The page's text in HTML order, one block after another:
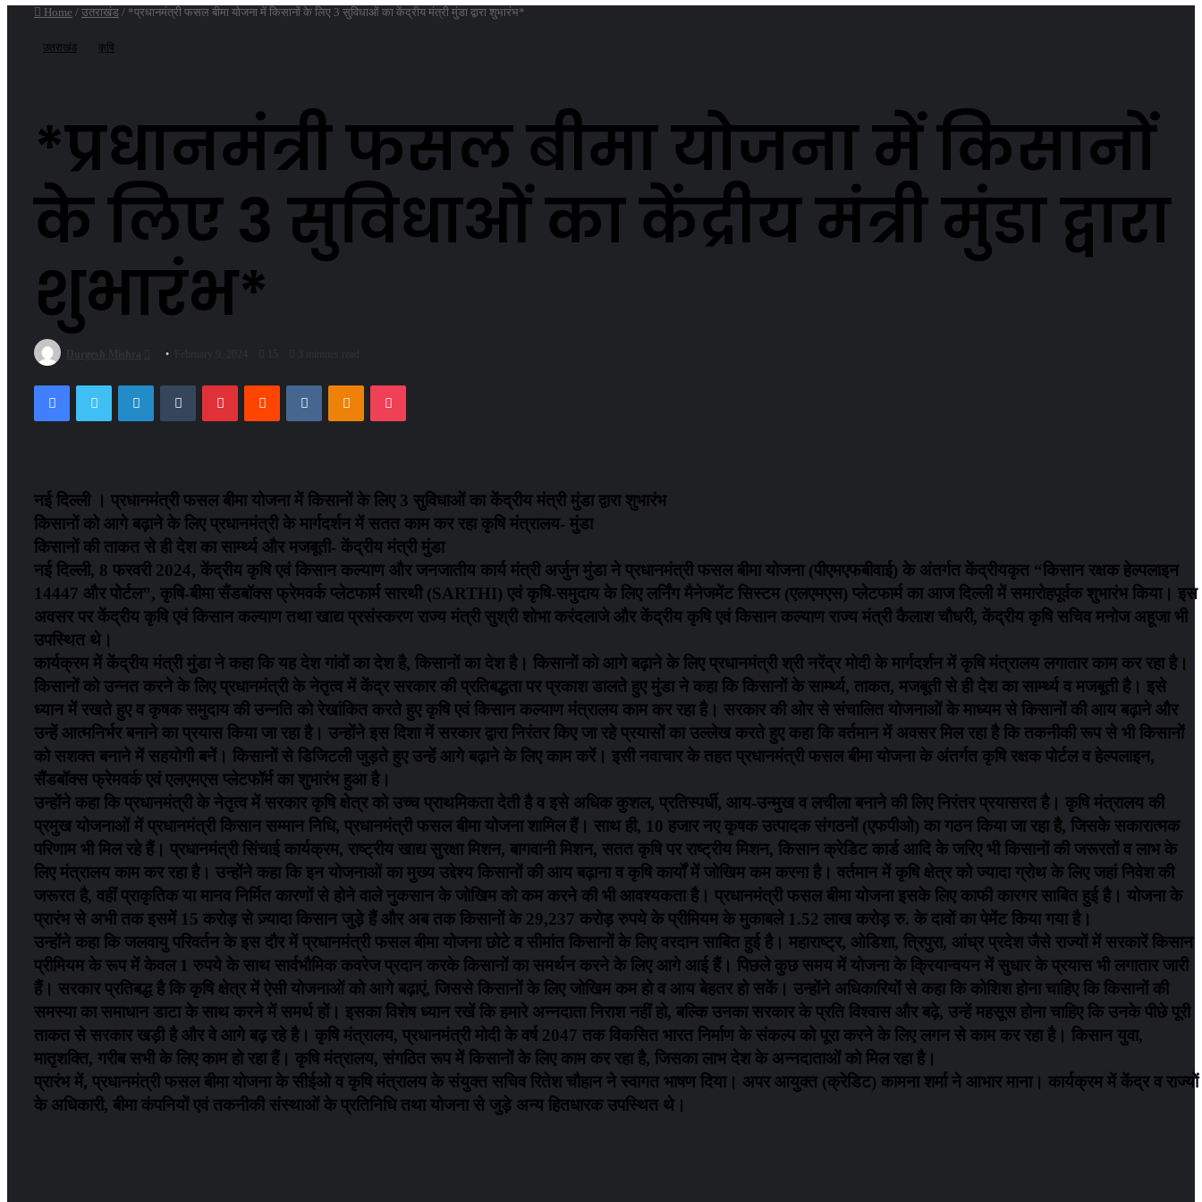
Home / उतराखंड / *प्रधानमंत्री फसल बीमा योजना में किसानों के लिए 3 सुविधाओं का केंद्रीय मंत्री मुंडा द्वारा शुभारंभ*
उतराखंड कृषि
*प्रधानमंत्री फसल बीमा योजना में किसानों
के लिए 3 सुविधाओं का केंद्रीय मंत्री मुंडा द्वारा
शुभारंभ*
Send
FacebookTwitter LinkedInTumblr PinterestReddit VKontakteOdnoklassniki
Pocket
नई दिल्ली । प्रधानमंत्री फसल बीमा योजना में किसानों के लिए 3 सुविधाओं का केंद्रीय मंत्री मुंडा द्वारा शुभारंभ
किसानों को आगे बढ़ाने के लिए प्रधानमंत्री के मार्गदर्शन में सतत काम कर रहा कृषि मंत्रालय- मुंडा
किसानों की ताकत से ही देश का सार्म्थ्य और मजबूती- केंद्रीय मंत्री मुंडा
नई दिल्ली, 8 फरवरी 2024, केंद्रीय कृषि एवं किसान कल्याण और जनजातीय कार्य मंत्री अर्जुन मुंडा ने प्रधानमंत्री फसल बीमा योजना (पीएमएफबीवाई) के अंतर्गत केंद्रीयकृत “किसान रक्षक हेल्पलाइन
14447 और पोर्टल”, कृषि-बीमा सैंडबॉक्स फ्रेमवर्क प्लेटफार्म सारथी (SARTHI) एवं कृषि-समुदाय के लिए लर्निंग मैनेजमेंट सिस्टम (एलएमएस) प्लेटफार्म का आज दिल्ली में समारोहपूर्वक शुभारंभ किया। इस
अवसर पर केंद्रीय कृषि एवं किसान कल्याण तथा खाद्य प्रसंस्करण राज्य मंत्री सुश्री शोभा करंदलाजे और केंद्रीय कृषि एवं किसान कल्याण राज्य मंत्री कैलाश चौधरी, केंद्रीय कृषि सचिव मनोज अहूजा भी
उपस्थित थे।
कार्यक्रम में केंद्रीय मंत्री मुंडा ने कहा कि यह देश गांवों का देश है, किसानों का देश है। किसानों को आगे बढ़ाने के लिए प्रधानमंत्री श्री नरेंद्र मोदी के मार्गदर्शन में कृषि मंत्रालय लगातार काम कर रहा है।
किसानों को उन्नत करने के लिए प्रधानमंत्री के नेतृत्व में केंद्र सरकार की प्रतिबद्धता पर प्रकाश डालते हुए मुंडा ने कहा कि किसानों के सार्म्थ्य, ताकत, मजबूती से ही देश का सार्म्थ्य व मजबूती है। इसे
ध्यान में रखते हुए व कृषक समुदाय की उन्नति को रेखांकित करते हुए कृषि एवं किसान कल्याण मंत्रालय काम कर रहा है। सरकार की ओर से संचालित योजनाओं के माध्यम से किसानों की आय बढ़ाने और
उन्हें आत्मनिर्भर बनाने का प्रयास किया जा रहा है। उन्होंने इस दिशा में सरकार द्वारा निरंतर किए जा रहे प्रयासों का उल्लेख करते हुए कहा कि वर्तमान में अवसर मिल रहा है कि तकनीकी रूप से भी किसानों
को सशक्त बनाने में सहयोगी बनें। किसानों से डिजिटली जुड़ते हुए उन्हें आगे बढ़ाने के लिए काम करें। इसी नवाचार के तहत प्रधानमंत्री फसल बीमा योजना के अंतर्गत कृषि रक्षक पोर्टल व हेल्पलाइन,
सैंडबॉक्स फ्रेमवर्क एवं एलएमएस प्लेटफॉर्म का शुभारंभ हुआ है।
उन्होंने कहा कि प्रधानमंत्री के नेतृत्व में सरकार कृषि क्षेत्र को उच्च प्राथमिकता देती है व इसे अधिक कुशल, प्रतिस्पर्धी, आय-उन्मुख व लचीला बनाने की लिए निरंतर प्रयासरत है। कृषि मंत्रालय की
प्रमुख योजनाओं में प्रधानमंत्री किसान सम्मान निधि, प्रधानमंत्री फसल बीमा योजना शामिल हैं। साथ ही, 10 हजार नए कृषक उत्पादक संगठनों (एफपीओ) का गठन किया जा रहा है, जिसके सकारात्मक
परिणाम भी मिल रहे हैं। प्रधानमंत्री सिंचाई कार्यक्रम, राष्ट्रीय खाद्य सुरक्षा मिशन, बागवानी मिशन, सतत कृषि पर राष्ट्रीय मिशन, किसान क्रेडिट कार्ड आदि के जरिए भी किसानों की जरूरतों व लाभ के
लिए मंत्रालय काम कर रहा है। उन्होंने कहा कि इन योजनाओं का मुख्य उद्देश्य किसानों की आय बढ़ाना व कृषि कार्यों में जोखिम कम करना है। वर्तमान में कृषि क्षेत्र को ज्यादा ग्रोथ के लिए जहां निवेश की
जरूरत है, वहीं प्राकृतिक या मानव निर्मित कारणों से होने वाले नुकसान के जोखिम को कम करने की भी आवश्यकता है। प्रधानमंत्री फसल बीमा योजना इसके लिए काफी कारगर साबित हुई है। योजना के
प्रारंभ से अभी तक इसमें 15 करोड़ से ज़्यादा किसान जुड़े हैं और अब तक किसानों के 29,237 करोड़ रुपये के प्रीमियम के मुकाबले 1.52 लाख करोड़ रु. के दावों का पेमेंट किया गया है।
उन्होंने कहा कि जलवायु परिवर्तन के इस दौर में प्रधानमंत्री फसल बीमा योजना छोटे व सीमांत किसानों के लिए वरदान साबित हुई है। महाराष्ट्र, ओडिशा, त्रिपुरा, आंध्र प्रदेश जैसे राज्यों में सरकारें किसान
प्रीमियम के रूप में केवल 1 रुपये के साथ सार्वभौमिक कवरेज प्रदान करके किसानों का समर्थन करने के लिए आगे आई हैं। पिछले कुछ समय में योजना के क्रियान्वयन में सुधार के प्रयास भी लगातार जारी
हैं। सरकार प्रतिबद्ध है कि कृषि क्षेत्र में ऐसी योजनाओं को आगे बढ़ाएं, जिससे किसानों के लिए जोखिम कम हो व आय बेहतर हो सकें। उन्होंने अधिकारियों से कहा कि कोशिश होना चाहिए कि किसानों की
समस्या का समाधान डाटा के साथ करने में समर्थ हों। इसका विशेष ध्यान रखें कि हमारे अन्नदाता निराश नहीं हो, बल्कि उनका सरकार के प्रति विश्वास और बढ़े, उन्हें महसूस होना चाहिए कि उनके पीछे पूरी
ताकत से सरकार खड़ी है और वे आगे बढ़ रहे है। कृषि मंत्रालय, प्रधानमंत्री मोदी के वर्ष 2047 तक विकसित भारत निर्माण के संकल्प को पूरा करने के लिए लगन से काम कर रहा है। किसान युवा,
मातृशक्ति, गरीब सभी के लिए काम हो रहा हैं। कृषि मंत्रालय, संगठित रूप में किसानों के लिए काम कर रहा है, जिसका लाभ देश के अन्नदाताओं को मिल रहा है।
प्रारंभ में, प्रधानमंत्री फसल बीमा योजना के सीईओ व कृषि मंत्रालय के संयुक्त सचिव रितेश चौहान ने स्वागत भाषण दिया। अपर आयुक्त (क्रेडिट) कामना शर्मा ने आभार माना। कार्यक्रम में केंद्र व राज्यों
के अधिकारी, बीमा कंपनियों एवं तकनीकी संस्थाओं के प्रतिनिधि तथा योजना से जुड़े अन्य हितधारक उपस्थित थे।